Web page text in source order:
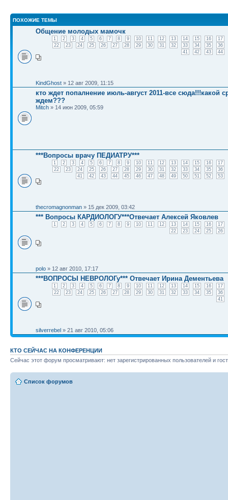
ПОХОЖИЕ ТЕМЫ
Общение молодых мамочк
1 2 3 4 5 6 7 8 9 10 11 12 13 14 15 16
17
22
23 24 25 26 27 28 29 30 31 32 33 34 35
36
41
42 43 44
KindGhost » 12 авг 2009, 11:15
кто ждет попалнение июль-август 2011-все сюда!!!какой
ждем???
Mitch » 14 июн 2009, 05:59
***Вопросы врачу ПЕДИАТРУ***
1 2 3 4 5 6 7 8 9 10 11 12 13 14 15 16
17
22
23 24 25 26 27 28 29 30 31 32 33 34 35
36
41
42 43 44 45 46 47 48 49 50 51 52 53
thecromagnonman » 15 дек 2009, 03:42
*** Вопросы КАРДИОЛОГУ***Отвечает Алексей Яковлев
1 2 3 4 5 6 7 8 9 10 11 12 13 14 15 16
17
22
23 24 25 26
polo » 12 авг 2010, 17:17
***ВОПРОСЫ НЕВРОЛОГу*** Отвечает Ирина Дементьева
1 2 3 4 5 6 7 8 9 10 11 12 13 14 15 16
17
22
23 24 25 26 27 28 29 30 31 32 33 34 35
36
41
silverrebel » 21 авг 2010, 05:06
КТО СЕЙЧАС НА КОНФЕРЕНЦИИ
Сейчас этот форум просматривают: нет зарегистрированных пользователей и
Список форумов